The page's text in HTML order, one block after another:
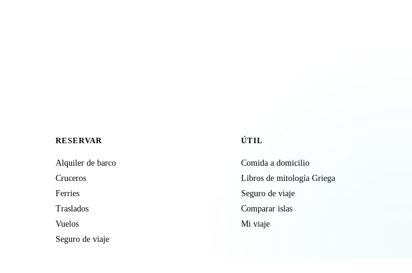
RESERVAR
Alquiler de barco
Cruceros
Ferries
Traslados
Vuelos
Seguro de viaje
ÚTIL
Comida a domicilio
Libros de mitología Griega
Seguro de viaje
Comparar islas
Mi viaje